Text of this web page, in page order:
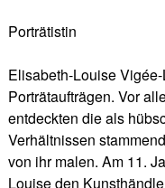
Porträtistin
Elisabeth-Louise
Porträtaufträgen. Vor
entdeckten die als
Verhältnissen
von ihr malen. Am 11.
Louise den